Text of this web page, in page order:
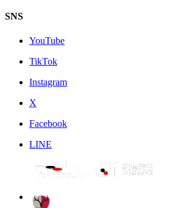
SNS
YouTube
TikTok
Instagram
X
Facebook
LINE